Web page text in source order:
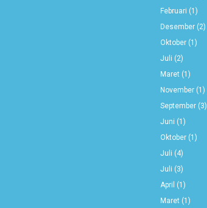
Februari (1)
Desember(2)
Oktober(1)
Juli (2)
Maret (1)
November(1)
September(3)
Juni (1)
Oktober(1)
Juli (4)
Juli (3)
April (1)
Maret (1)